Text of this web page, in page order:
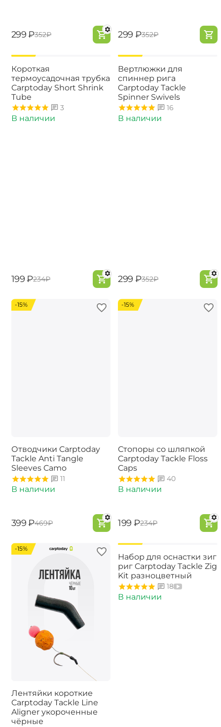
‍299‍ ₽‍352‍₽ ‍299‍ ₽‍352‍₽
Короткая
термоусадочная трубка
Carptoday Short Shrink
Tube
3
В наличии
‍199‍ ₽‍234‍₽
Вертлюжки для
спиннер рига
Carptoday Tackle
Spinner Swivels
16
В наличии
‍299‍ ₽‍352‍₽
-15%
Отводчики Carptoday
Tackle Anti Tangle
Sleeves Camo
11
В наличии
‍399‍ ₽‍469‍₽
-15%
Стопоры со шляпкой
Carptoday Tackle Floss
Caps
40
В наличии
‍199‍ ₽‍234‍₽
-15%
Лентяйки короткие
Carptoday Tackle Line
Aligner укороченные
чёрные
Набор для оснастки зиг
риг Carptoday Tackle Zig
Kit разноцветный
18
В наличии